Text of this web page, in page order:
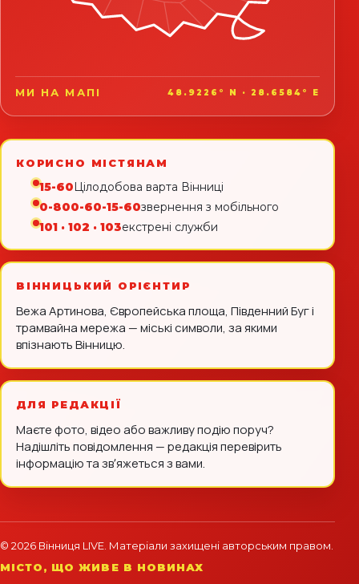
МИ НА МАПІ 48.9226° N · 28.6584° E
КОРИСНО МІСТЯНАМ
15-60Цілодобова варта Вінниці
0-800-60-15-60звернення з мобільного
101 · 102 · 103екстрені служби
ВІННИЦЬКИЙ ОРІЄНТИР
Вежа Артинова, Європейська площа, Південний Буг і
трамвайна мережа — міські символи, за якими
впізнають Вінницю.
ДЛЯ РЕДАКЦІЇ
Маєте фото, відео або важливу подію поруч?
Надішліть повідомлення — редакція перевірить
інформацію та звʼяжеться з вами.
© 2026 Вінниця LIVE. Матеріали захищені авторським правом.